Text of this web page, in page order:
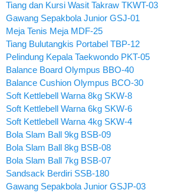
Tiang dan Kursi Wasit Takraw TKWT-03
Gawang Sepakbola Junior GSJ-01
Meja Tenis Meja MDF-25
Tiang Bulutangkis Portabel TBP-12
Pelindung Kepala Taekwondo PKT-05
Balance Board Olympus BBO-40
Balance Cushion Olympus BCO-30
Soft Kettlebell Warna 8kg SKW-8
Soft Kettlebell Warna 6kg SKW-6
Soft Kettlebell Warna 4kg SKW-4
Bola Slam Ball 9kg BSB-09
Bola Slam Ball 8kg BSB-08
Bola Slam Ball 7kg BSB-07
Sandsack Berdiri SSB-180
Gawang Sepakbola Junior GSJP-03